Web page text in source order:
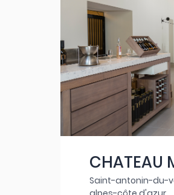
CHATEAU
Saint-antonin-du-